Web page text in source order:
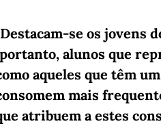
se os jovens
alunos que
aqueles que têm
mais
atribuem a estes